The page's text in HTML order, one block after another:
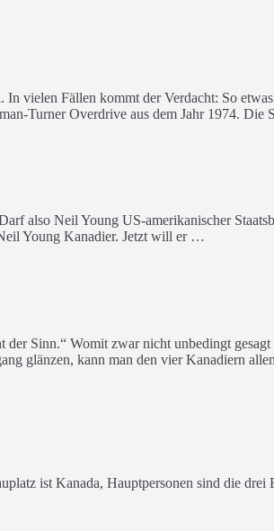
vielen Fällen kommt der Verdacht: So
Turner Overdrive aus dem Jahr 1974.
also Neil Young US-amerikanischer
Young Kanadier. Jetzt will er …
Sinn.“ Womit zwar nicht unbedingt gesagt
glänzen, kann man den vier Kanadiern
ist Kanada, Hauptpersonen sind die